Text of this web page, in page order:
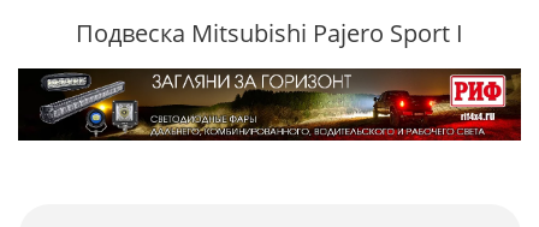
Подвеска Mitsubishi Pajero Sport I